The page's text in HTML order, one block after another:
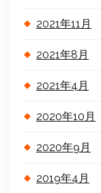
2021年11月
2021年8月
2021年4月
2020年10月
2020年9月
2019年4月